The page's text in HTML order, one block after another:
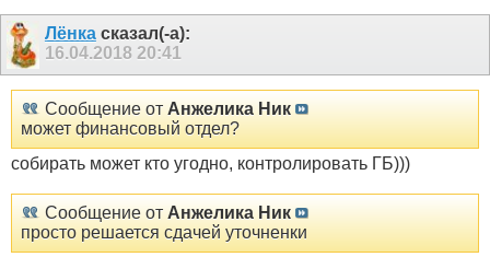
Лёнкасказал(-а):
16.04.2018 20:41
Сообщение от Анжелика Ник
может финансовый отдел?
собирать может кто угодно, контролировать ГБ)))
Сообщение от Анжелика Ник
просто решается сдачей уточненки